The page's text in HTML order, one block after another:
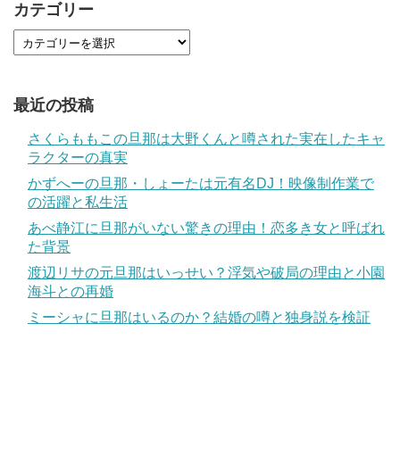
カテゴリー
最近の投稿
さくらももこの旦那は大野くんと噂された実在したキャ
ラクターの真実
かずへーの旦那・しょーたは元有名DJ！映像制作業で
の活躍と私生活
あべ静江に旦那がいない驚きの理由！恋多き女と呼ばれ
た背景
渡辺リサの元旦那はいっせい？浮気や破局の理由と小園
海斗との再婚
ミーシャに旦那はいるのか？結婚の噂と独身説を検証